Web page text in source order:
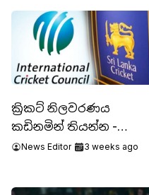
ක්‍රිකට් නිලවරණය
කඩිනමින් තියන්න -
ICCයෙන් දැනුම්දීමක්
News Editor 3 weeks ago